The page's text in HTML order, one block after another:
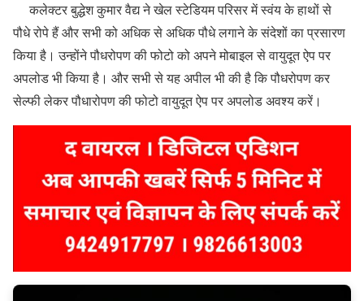
कलेक्टर बुद्धेश कुमार वैद्य ने खेल स्टेडियम परिसर में स्वंय के हाथों से
पौधे रोपे हैं और सभी को अधिक से अधिक पौधे लगाने के संदेशों का प्रसारण
किया है। उन्होंने पौधरोपण की फोटो को अपने मोबाइल से वायुदूत ऐप पर
अपलोड भी किया है। और सभी से यह अपील भी की है कि पौधरोपण कर
सेल्फी लेकर पौधारोपण की फोटो वायुदूत ऐप पर अपलोड अवश्य करें।